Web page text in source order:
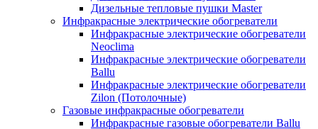
Дизельные тепловые пушки Master
Инфракрасные электрические обогреватели
Инфракрасные электрические обогреватели
Neoclima
Инфракрасные электрические обогреватели
Ballu
Инфракрасные электрические обогреватели
Zilon (Потолочные)
Газовые инфракрасные обогреватели
Инфракрасные газовые обогреватели Ballu